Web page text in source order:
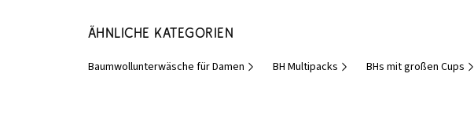
Ähnliche Kategorien
Baumwollunterwäsche für Damen BH Multipacks BHs mit großen Cups